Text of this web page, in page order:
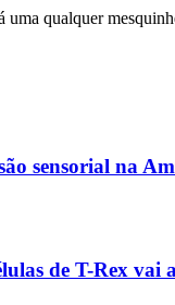
uma qualquer
sensorial na
de T-Rex vai